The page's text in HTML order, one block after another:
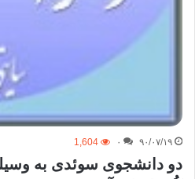
۹۰/۰۷/۱۹ ۰ 1,604
دو دانشجوی سوئدی به‌